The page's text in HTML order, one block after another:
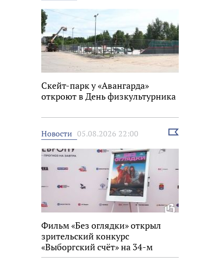
Скейт-парк у «Авангарда»
откроют в День физкультурника
Новости 05.08.2026 22:00
Выбрать
Фильм «Без оглядки» открыл
зрительский конкурс
«Выборгский счёт» на 34-м
фестивале «Окно в Европу»